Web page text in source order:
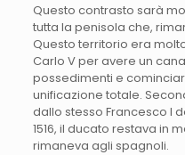
Questo contrasto sarà
tutta la penisola che,
Questo territorio era
Carlo V per avere un
possedimenti e
unificazione totale.
dallo stesso Francesco I
1516, il ducato restava in
rimaneva agli spagnoli.